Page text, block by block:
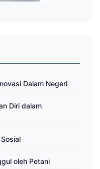
Dalam Negeri
Diri dalam
oleh Petani